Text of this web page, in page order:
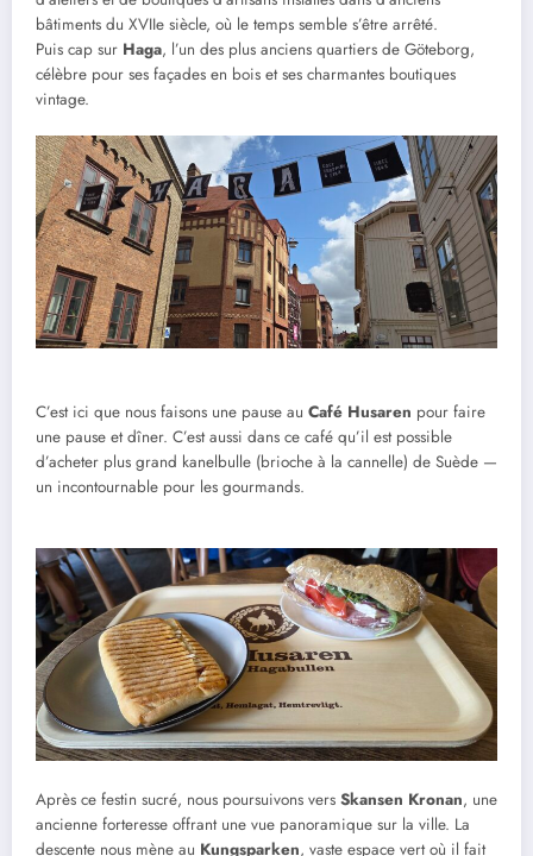
bâtiments du XVIIe siècle, où le temps semble s’être arrêté.
Puis cap sur Haga, l’un des plus anciens quartiers de Göteborg,
célèbre pour ses façades en bois et ses charmantes boutiques
vintage.
C’est ici que nous faisons une pause au Café Husaren pour faire
une pause et dîner. C’est aussi dans ce café qu’il est possible
d’acheter plus grand kanelbulle (brioche à la cannelle) de Suède —
un incontournable pour les gourmands.
Après ce festin sucré, nous poursuivons vers Skansen Kronan, une
ancienne forteresse offrant une vue panoramique sur la ville. La
descente nous mène au Kungsparken, vaste espace vert où il fait